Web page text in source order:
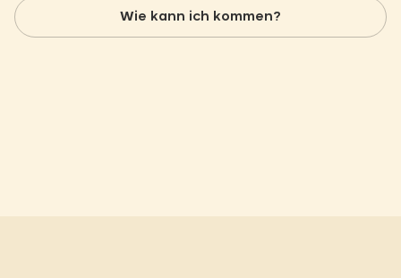
Wie kann ich kommen?